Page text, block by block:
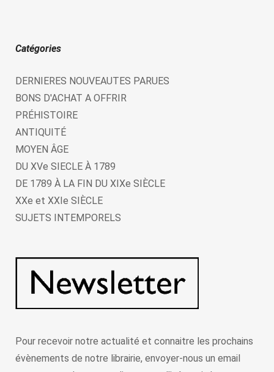
Catégories
DERNIERES NOUVEAUTES PARUES
BONS D'ACHAT A OFFRIR
PRÉHISTOIRE
ANTIQUITÉ
MOYEN ÂGE
DU XVe SIECLE À 1789
DE 1789 À LA FIN DU XIXe SIÈCLE
XXe et XXIe SIÈCLE
SUJETS INTEMPORELS
Pour recevoir notre actualité et connaitre les prochains
évènements de notre librairie, envoyer-nous un email